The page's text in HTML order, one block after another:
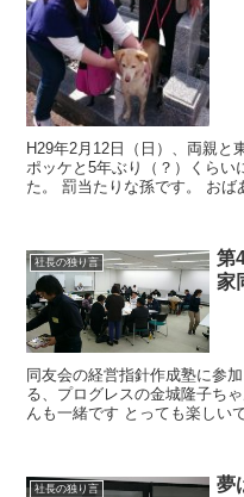
H29年2月12日（日）、両親と
ポッケと5年ぶり（？）くらい
た。 罰当たりな孫です。 おばあちゃんごめんなさい。見捨てず天国
社長の独り言
第
家
同友会の経営指針作成塾に参
る、プログレスの金城隆子ち
んも一緒です とっても楽しい
社長の独り言 夢